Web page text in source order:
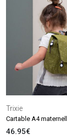
Trixie
Cartable A4
46.95€